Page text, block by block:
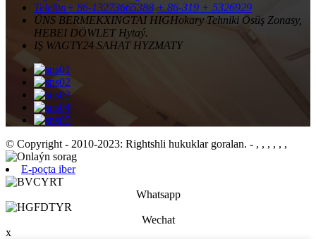
Telefon+ 86-13273665388 + 86-319 + 5326929
ÜNS BERMEKXINGTAI HIGHokary Tehniki Ösüş Zonasy,
HEBEI DÖWLET Hytaý.
IŞ WAGTY24 SAHAT HYZMATY
© Copyright - 2010-2023: Rightshli hukuklar goralan. - , , , , , ,
E-poçta iber
Whatsapp
Wechat
x